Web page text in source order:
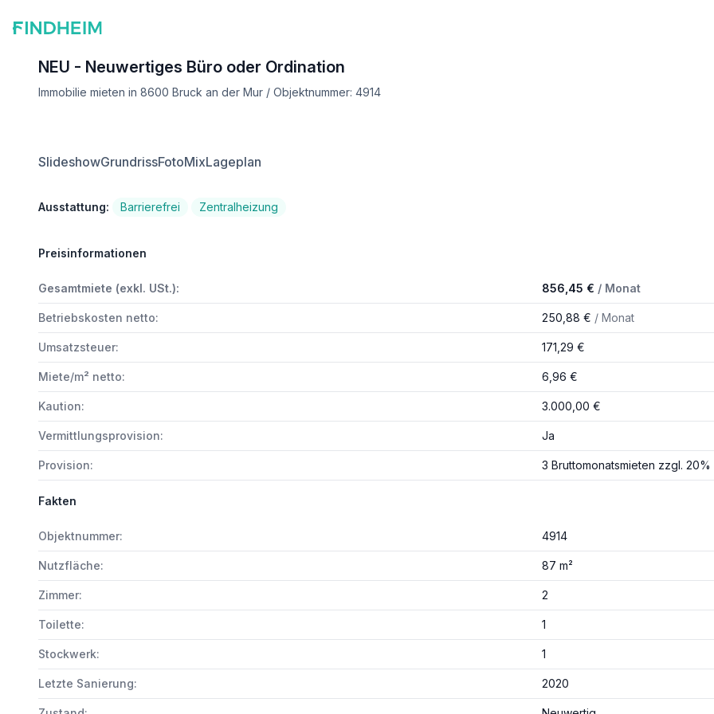
NEU - Neuwertiges Büro oder Ordination
Immobilie mieten in 8600 Bruck an der Mur / Objektnummer: 4914
SlideshowGrundrissFotoMixLageplan
Ausstattung: Barrierefrei Zentralheizung
Preisinformationen
Gesamtmiete (exkl. USt.): 856,45 € / Monat
Betriebskosten netto: 250,88 € / Monat
Umsatzsteuer: 171,29 €
Miete/m² netto: 6,96 €
Kaution: 3.000,00 €
Vermittlungsprovision: Ja
Provision: 3 Bruttomonatsmieten zzgl. 20%
Fakten
Objektnummer: 4914
Nutzfläche: 87 m²
Zimmer: 2
Toilette: 1
Stockwerk: 1
Letzte Sanierung: 2020